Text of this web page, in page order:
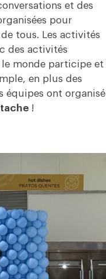
et des
pour
tous. Les activités
des activités
monde participe et
en plus des
équipes ont organisé
!